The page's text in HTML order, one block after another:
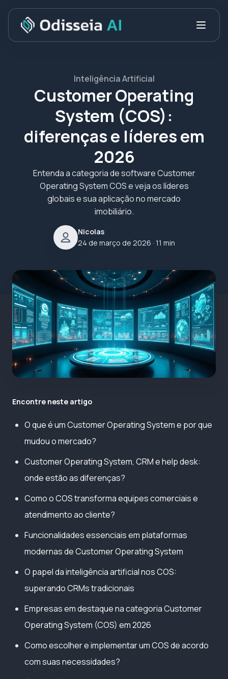
Inteligência Artificial
Customer Operating
System (COS):
diferenças e líderes em
2026
Entenda a categoria de software Customer
Operating System COS e veja os líderes
globais e sua aplicação no mercado
imobiliário.
Nicolas
24 de março de 2026 · 11 min
Encontre neste artigo
O que é um Customer Operating System e por que
mudou o mercado?
Customer Operating System, CRM e help desk:
onde estão as diferenças?
Como o COS transforma equipes comerciais e
atendimento ao cliente?
Funcionalidades essenciais em plataformas
modernas de Customer Operating System
O papel da inteligência artificial nos COS:
superando CRMs tradicionais
Empresas em destaque na categoria Customer
Operating System (COS) em 2026
Como escolher e implementar um COS de acordo
com suas necessidades?